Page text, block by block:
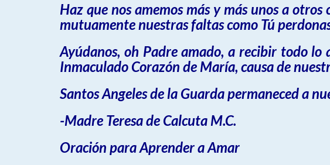
Haz que nos amemos más y más unos a
mutuamente nuestras faltas como Tú
Ayúdanos, oh Padre amado, a recibir todo
Inmaculado Corazón de María, causa de
Santos Angeles de la Guarda permaneced a
-Madre Teresa de Calcuta M.C.
Oración para Aprender a Amar